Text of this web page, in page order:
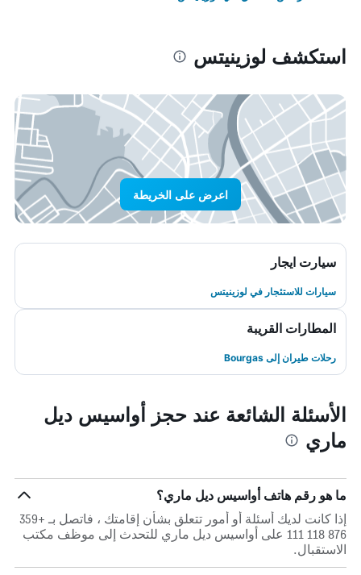
استكشف لوزينيتس
اعرض على الخريطة
سيارت ايجار
سيارات للاستئجار في لوزينيتس
المطارات القريبة
رحلات طيران إلى Bourgas
الأسئلة الشائعة عند حجز أواسيس ديل
ماري
ما هو رقم هاتف أواسيس ديل ماري؟
إذا كانت لديك أسئلة أو أمور تتعلق بشأن إقامتك ، فاتصل بـ +359
876 118 111 على أواسيس ديل ماري للتحدث إلى موظف مكتب
الاستقبال.